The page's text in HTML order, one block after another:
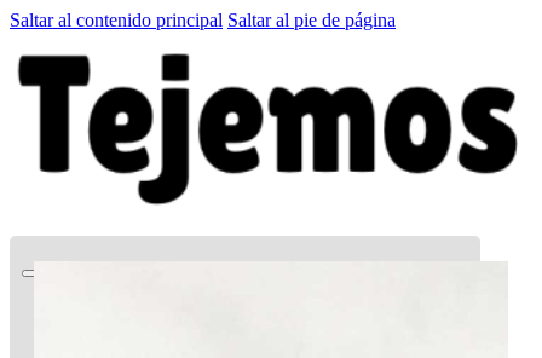
Saltar al contenido principal Saltar al pie de página